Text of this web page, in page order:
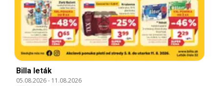
Billa leták
05.08.2026- 11.08.2026